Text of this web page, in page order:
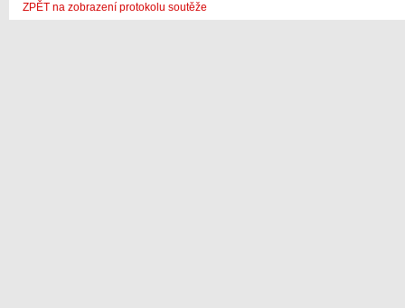
ZPĚT na zobrazení protokolu soutěže